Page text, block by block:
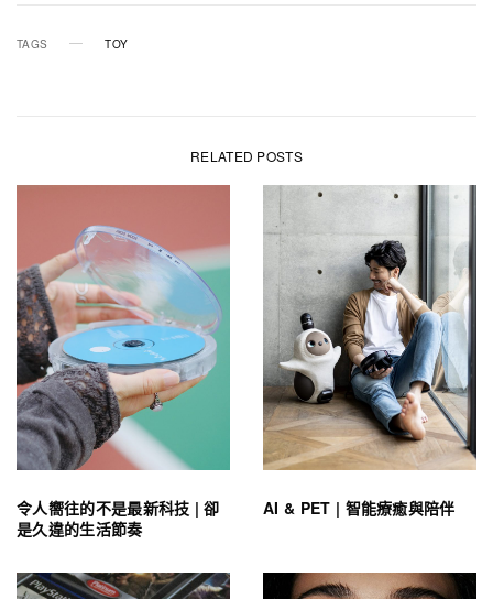
TAGS TOY
RELATED POSTS
令人嚮往的不是最新科技 | 卻
是久違的生活節奏
AI & PET | 智能療癒與陪伴